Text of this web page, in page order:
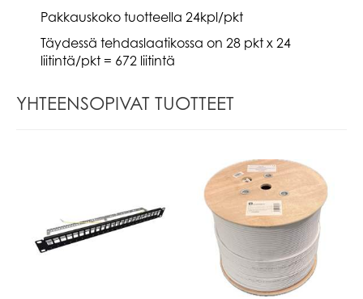
Pakkauskoko tuotteella 24kpl/pkt
Täydessä tehdaslaatikossa on 28 pkt x 24
liitintä/pkt = 672 liitintä
YHTEENSOPIVAT TUOTTEET